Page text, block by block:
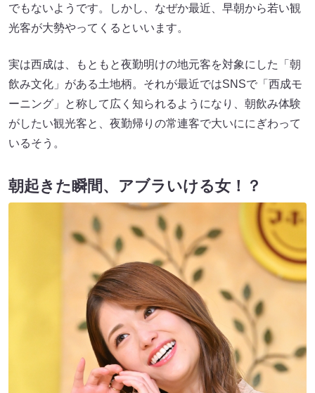
でもないようです。しかし、なぜか最近、早朝から若い観
光客が大勢やってくるといいます。
実は西成は、もともと夜勤明けの地元客を対象にした「朝
飲み文化」がある土地柄。それが最近ではSNSで「西成モ
ーニング」と称して広く知られるようになり、朝飲み体験
がしたい観光客と、夜勤帰りの常連客で大いににぎわって
いるそう。
朝起きた瞬間、アブラいける女！？